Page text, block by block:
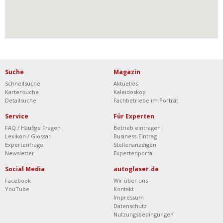
Suche
Schnellsuche
Kartensuche
Detailsuche
Magazin
Aktuelles
Kaleidoskop
Fachbetriebe im Porträt
Service
FAQ / Häufige Fragen
Lexikon / Glossar
Expertenfrage
Newsletter
Für Experten
Betrieb eintragen
Business-Eintrag
Stellenanzeigen
Expertenportal
Social Media
Facebook
YouTube
autoglaser.de
Wir über uns
Kontakt
Impressum
Datenschutz
Nutzungsbedingungen